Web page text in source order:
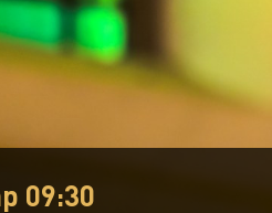
09:30